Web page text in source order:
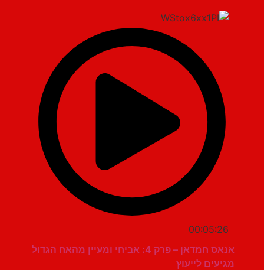
00:05:26
אנאס חמדאן – פרק 4: אביחי ומעיין מהאח הגדול
מגיעים לייעוץ